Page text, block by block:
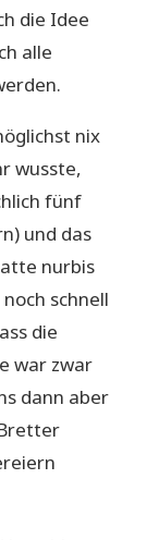
die Idee
alle
nix
wusste,
fünf
und das
nurbis
schnell
die
war zwar
dann aber